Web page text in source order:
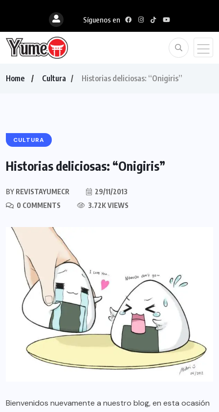
Síguenos en
Home Cultura Historias deliciosas: “Onigiris”
CULTURA
Historias deliciosas: “Onigiris”
BY REVISTAYUMECR
29/11/2013
0 COMMENTS
3.72K VIEWS
Bienvenidos nuevamente a nuestro blog, en esta ocasión